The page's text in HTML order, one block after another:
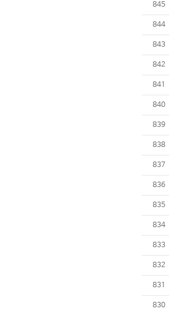
845
844
843
842
841
840
839
838
837
836
835
834
833
832
831
830